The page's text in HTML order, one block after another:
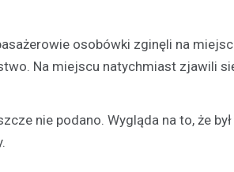
osobówki zginęli na
Na miejscu natychmiast zjawili
nie podano. Wygląda na to, że